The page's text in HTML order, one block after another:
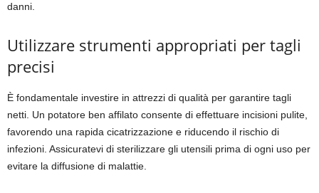
danni.
Utilizzare strumenti appropriati per tagli
precisi
È fondamentale investire in attrezzi di qualità per garantire tagli
netti. Un potatore ben affilato consente di effettuare incisioni pulite,
favorendo una rapida cicatrizzazione e riducendo il rischio di
infezioni. Assicuratevi di sterilizzare gli utensili prima di ogni uso per
evitare la diffusione di malattie.